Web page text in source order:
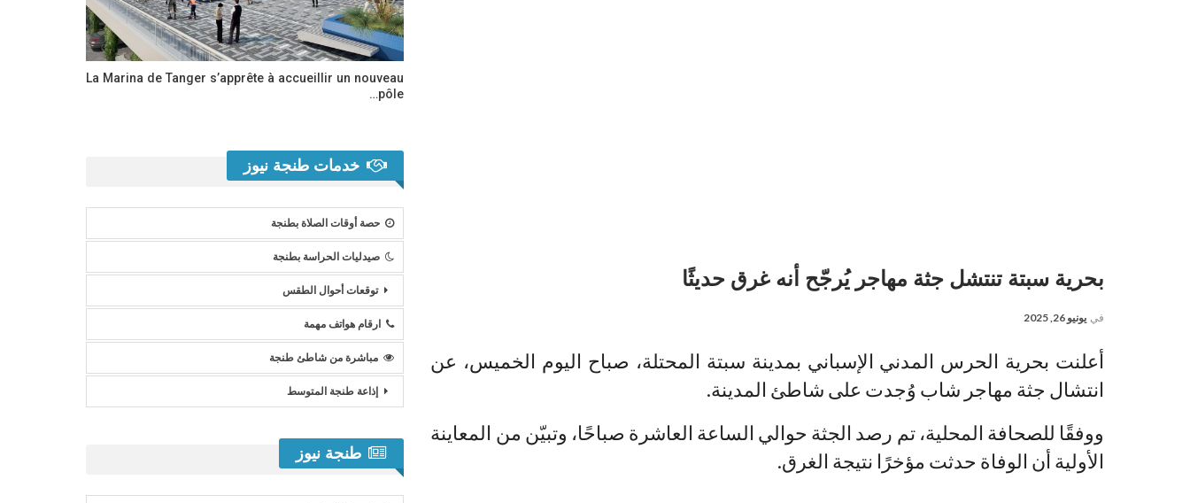
بحرية سبتة تنتشل جثة مهاجر يُرجّح أنه غرق حديثًا
في يونيو 26, 2025
أعلنت بحرية الحرس المدني الإسباني بمدينة سبتة المحتلة، صباح اليوم الخميس، عن
انتشال جثة مهاجر شاب وُجدت على شاطئ المدينة.
ووفقًا للصحافة المحلية، تم رصد الجثة حوالي الساعة العاشرة صباحًا، وتبيّن من المعاينة
الأولية أن الوفاة حدثت مؤخرًا نتيجة الغرق.
La Marina de Tanger s’apprête à accueillir un nouveau
pôle…
خدمات طنجة نيوز
حصة أوقات الصلاة بطنجة
صيدليات الحراسة بطنجة
توقعات أحوال الطقس
ارقام هواتف مهمة
مباشرة من شاطئ طنجة
إذاعة طنجة المتوسط
طنجة نيوز